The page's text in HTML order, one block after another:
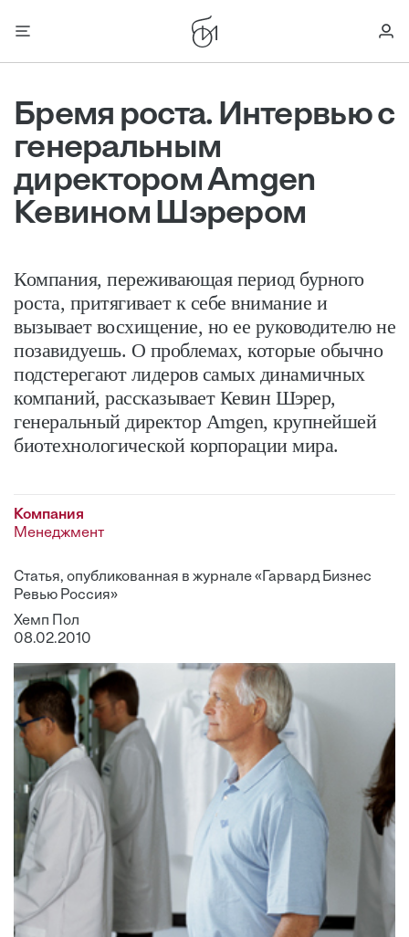
Бремя роста. Интервью с
генеральным
директором Amgen
Кевином Шэрером
Компания, переживающая период бурного
роста, притягивает к себе внимание и
вызывает восхищение, но ее руководителю не
позавидуешь. О проблемах, которые обычно
подстерегают лидеров самых динамичных
компаний, рассказывает Кевин Шэрер,
генеральный директор Amgen, крупнейшей
биотехнологической корпорации мира.
Компания
Менеджмент
Статья, опубликованная в журнале «Гарвард Бизнес
Ревью Россия»
Хемп Пол
08.02.2010